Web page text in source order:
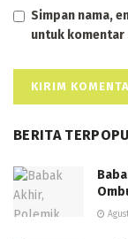
Simpan nama,
untuk komentar
BERITA